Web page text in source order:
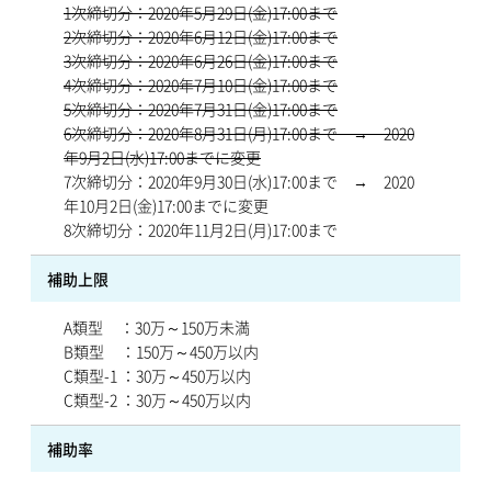
1次締切分：2020年5月29日(金)17:00まで
2次締切分：2020年6月12日(金)17:00まで
3次締切分：2020年6月26日(金)17:00まで
4次締切分：2020年7月10日(金)17:00まで
5次締切分：2020年7月31日(金)17:00まで
6次締切分：2020年8月31日(月)17:00まで → 2020
年9月2日(水)17:00までに変更
7次締切分：2020年9月30日(水)17:00まで → 2020
年10月2日(金)17:00までに変更
8次締切分：2020年11月2日(月)17:00まで
補助上限
A類型 ：30万～150万未満
B類型 ：150万～450万以内
C類型-1 ：30万～450万以内
C類型-2 ：30万～450万以内
補助率